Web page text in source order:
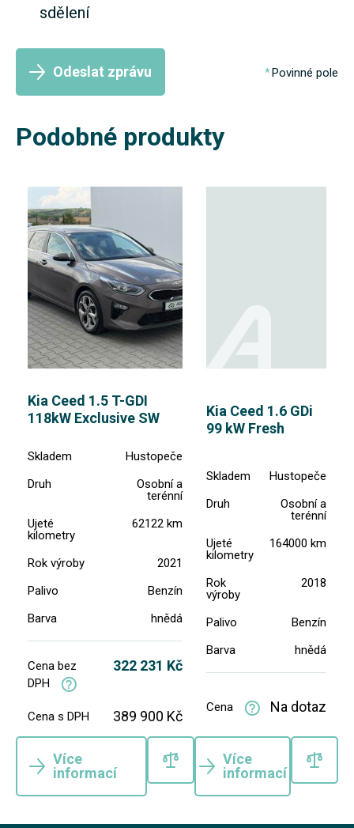
sdělení
Odeslat zprávu Povinné pole
Podobné produkty
Kia Ceed 1.5 T-GDI
118kW Exclusive SW
Skladem
Hustopeče
Druh
Osobní a
terénní
Ujeté
kilometry
62122 km
Rok výroby
2021
Palivo
Benzín
Barva
hnědá
Cena bez
DPH
322 231 Kč
Cena s DPH 389 900 Kč
Více
informací
Kia Ceed 1.6 GDi
99 kW Fresh
Skladem
Hustopeče
Druh
Osobní a
terénní
Ujeté
kilometry
164000 km
Rok
výroby
2018
Palivo
Benzín
Barva
hnědá
Cena Na dotaz
Více
informací